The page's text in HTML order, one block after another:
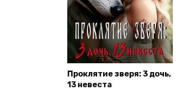
Проклятие зверя: 3 дочь,
13 невеста